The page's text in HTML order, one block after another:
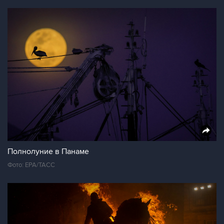
Полнолуние в Панаме
Фото: ЕРА/ТАСС